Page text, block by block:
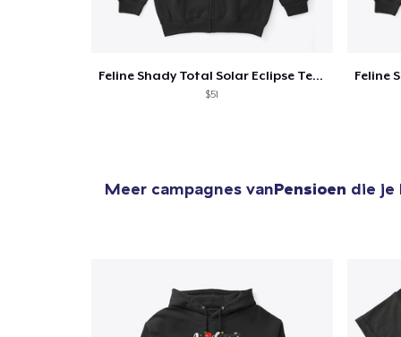
Feline Shady Total Solar Eclipse Texas
$51
Meer campagnes vanPensioen die je